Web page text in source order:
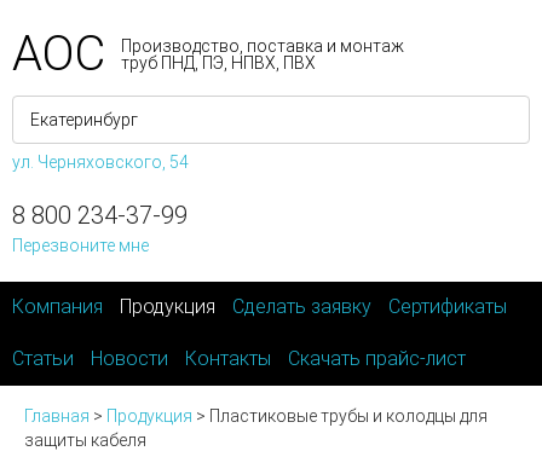
АОС
Производство, поставка и монтаж
труб ПНД, ПЭ, НПВХ, ПВХ
ул. Черняховского, 54
8 800 234-37-99
Перезвоните мне
Компания Продукция Сделать заявку Сертификаты
Статьи Новости Контакты Скачать прайс-лист
Главная > Продукция > Пластиковые трубы и колодцы для
защиты кабеля